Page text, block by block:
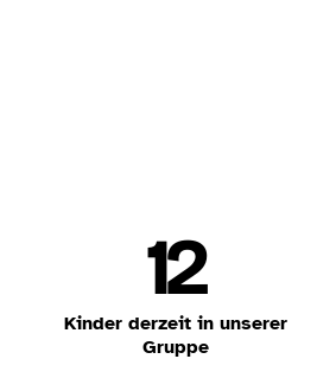
12
Kinder derzeit in unserer
Gruppe